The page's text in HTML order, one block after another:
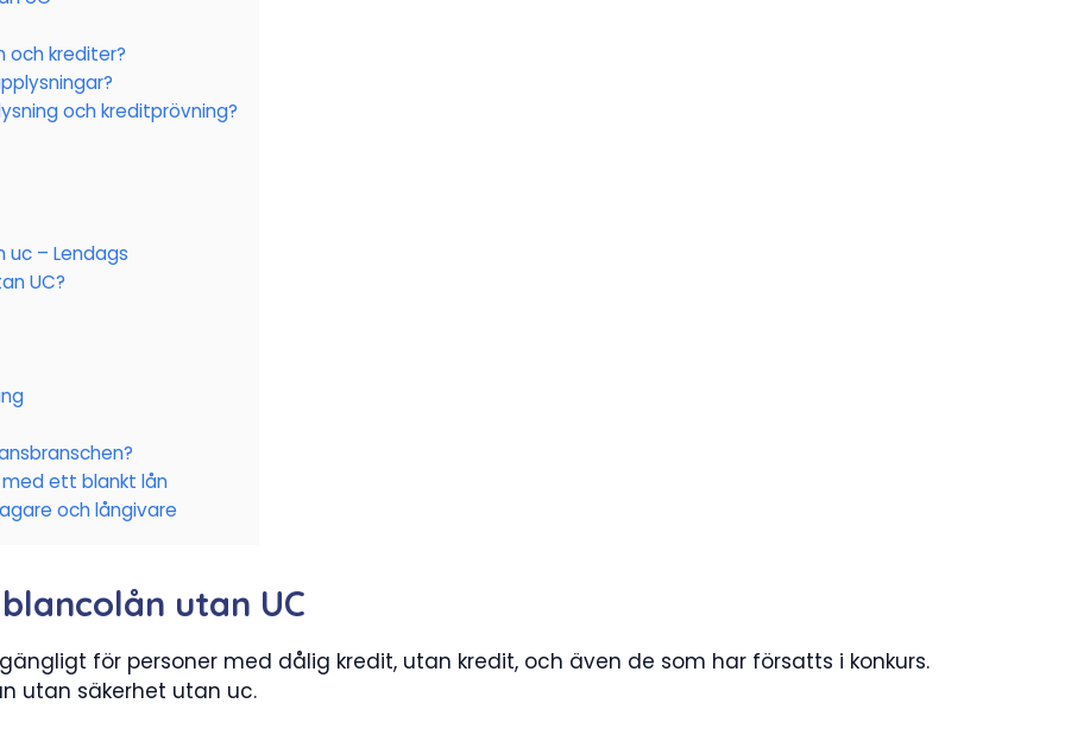
och krediter?
och kreditprövning?
– Lendags
UC?
ett blankt lån
och långivare
utan UC
för personer med dålig kredit, utan kredit, och även de som har försatts i konkurs.
utan säkerhet utan uc.